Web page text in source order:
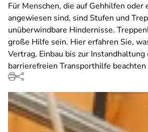
Für Menschen, die auf Gehhilfen
angewiesen sind, sind Stufen und
unüberwindbare Hindernisse.
große Hilfe sein. Hier erfahren Sie,
Vertrag, Einbau bis zur Instandhaltung
barrierefreien Transporthilfe